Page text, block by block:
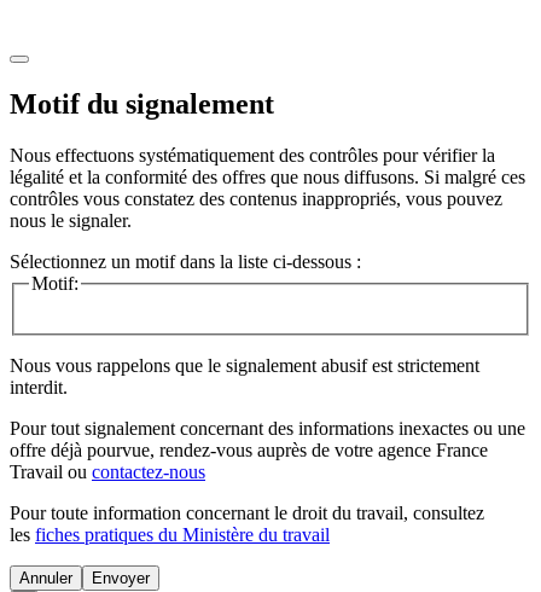
Motif du signalement
Nous effectuons systématiquement des contrôles pour vérifier la
légalité et la conformité des offres que nous diffusons. Si malgré ces
contrôles vous constatez des contenus inappropriés, vous pouvez
nous le signaler.
Sélectionnez un motif dans la liste ci-dessous :
Motif:
Nous vous rappelons que le signalement abusif est strictement
interdit.
Pour tout signalement concernant des informations inexactes ou une
offre déjà pourvue, rendez-vous auprès de votre agence France
Travail ou contactez-nous
Pour toute information concernant le droit du travail, consultez
les fiches pratiques du Ministère du travail
Annuler